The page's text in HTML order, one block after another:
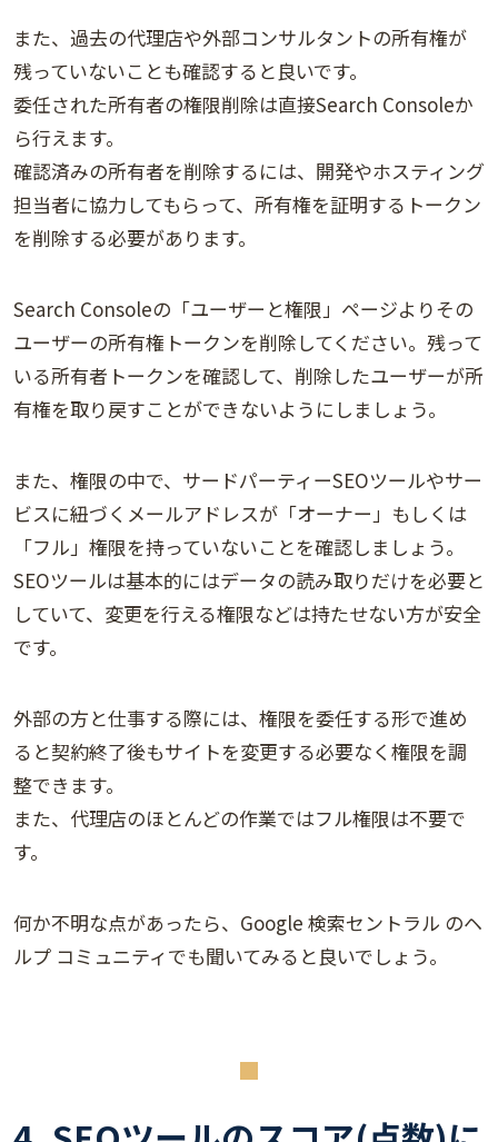
また、過去の代理店や外部コンサルタントの所有権が
残っていないことも確認すると良いです。
委任された所有者の権限削除は直接Search Consoleか
ら行えます。
確認済みの所有者を削除するには、開発やホスティング
担当者に協力してもらって、所有権を証明するトークン
を削除する必要があります。
Search Consoleの「ユーザーと権限」ページよりその
ユーザーの所有権トークンを削除してください。残って
いる所有者トークンを確認して、削除したユーザーが所
有権を取り戻すことができないようにしましょう。
また、権限の中で、サードパーティーSEOツールやサー
ビスに紐づくメールアドレスが「オーナー」もしくは
「フル」権限を持っていないことを確認しましょう。
SEOツールは基本的にはデータの読み取りだけを必要と
していて、変更を行える権限などは持たせない方が安全
です。
外部の方と仕事する際には、権限を委任する形で進め
ると契約終了後もサイトを変更する必要なく権限を調
整できます。
また、代理店のほとんどの作業ではフル権限は不要で
す。
何か不明な点があったら、Google 検索セントラル のヘ
ルプ コミュニティでも聞いてみると良いでしょう。